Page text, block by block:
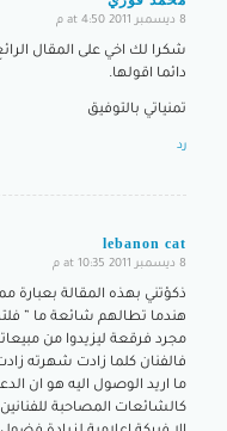
says:
8 ديسمبر 2011 at 4:50 م
شكرا لك اخي على المقال
دائما اقولها.
تمنياتي بالتوفيق
رد
lebanon cat
says:
8 ديسمبر 2011 at 10:35 م
ذكؤتني بهذه المقالة بعبارة
هندما تطالهم شائعة ما ”
مجرد فرقعة ليزيدوا من
فالفنان كلما زادت شهرته
ما اريد الوصول اليه هو ان
كالشائعات المصاحبة